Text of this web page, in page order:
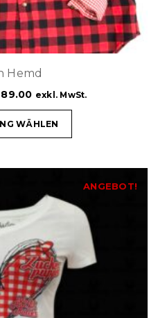
Hemd
89.00 exkl. MwSt.
WÄHLEN
ANGEBOT!